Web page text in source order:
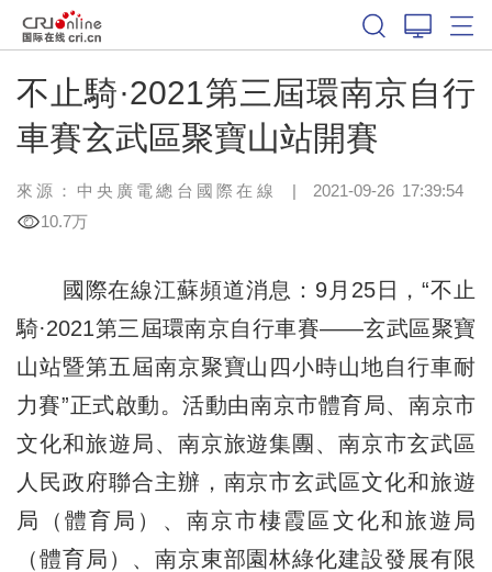
不止騎·2021第三屆環南京自行
車賽玄武區聚寶山站開賽
來源：中央廣電總台國際在線 | 2021-09-26 17:39:54
10.7万
國際在線江蘇頻道消息：9月25日，“不止
騎·2021第三屆環南京自行車賽——玄武區聚寶
山站暨第五屆南京聚寶山四小時山地自行車耐
力賽”正式啟動。活動由南京市體育局、南京市
文化和旅遊局、南京旅遊集團、南京市玄武區
人民政府聯合主辦，南京市玄武區文化和旅遊
局（體育局）、南京市棲霞區文化和旅遊局
（體育局）、南京東部園林綠化建設發展有限